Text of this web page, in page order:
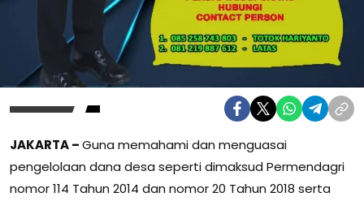
JAKARTA –Guna memahami dan menguasai
pengelolaan dana desa seperti dimaksud Permendagri
nomor 114 Tahun 2014 dan nomor 20 Tahun 2018 serta